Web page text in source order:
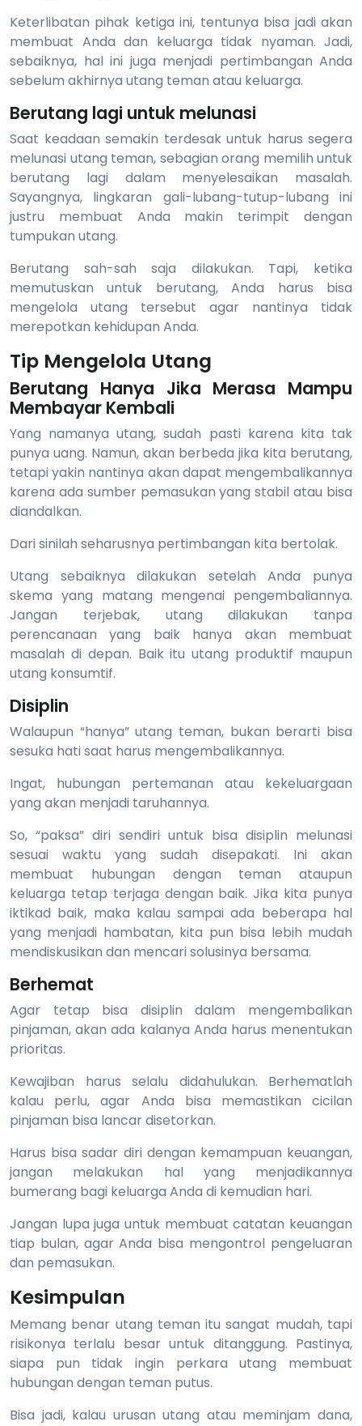
Keterlibatan pihak ketiga ini, tentunya bisa jadi akan
membuat Anda dan keluarga tidak nyaman. Jadi,
sebaiknya, hal ini juga menjadi pertimbangan Anda
sebelum akhirnya utang teman atau keluarga.
Berutang lagi untuk melunasi
Saat keadaan semakin terdesak untuk harus segera
melunasi utang teman, sebagian orang memilih untuk
berutang lagi dalam menyelesaikan masalah.
Sayangnya, lingkaran gali-lubang-tutup-lubang ini
justru membuat Anda makin terimpit dengan
tumpukan utang.
Berutang sah-sah saja dilakukan. Tapi, ketika
memutuskan untuk berutang, Anda harus bisa
mengelola utang tersebut agar nantinya tidak
merepotkan kehidupan Anda.
Tip Mengelola Utang
Berutang Hanya Jika Merasa Mampu
Membayar Kembali
Yang namanya utang, sudah pasti karena kita tak
punya uang. Namun, akan berbeda jika kita berutang,
tetapi yakin nantinya akan dapat mengembalikannya
karena ada sumber pemasukan yang stabil atau bisa
diandalkan.
Dari sinilah seharusnya pertimbangan kita bertolak.
Utang sebaiknya dilakukan setelah Anda punya
skema yang matang mengenai pengembaliannya.
Jangan terjebak, utang dilakukan tanpa
perencanaan yang baik hanya akan membuat
masalah di depan. Baik itu utang produktif maupun
utang konsumtif.
Disiplin
Walaupun “hanya” utang teman, bukan berarti bisa
sesuka hati saat harus mengembalikannya.
Ingat, hubungan pertemanan atau kekeluargaan
yang akan menjadi taruhannya.
So, “paksa” diri sendiri untuk bisa disiplin melunasi
sesuai waktu yang sudah disepakati. Ini akan
membuat hubungan dengan teman ataupun
keluarga tetap terjaga dengan baik. Jika kita punya
iktikad baik, maka kalau sampai ada beberapa hal
yang menjadi hambatan, kita pun bisa lebih mudah
mendiskusikan dan mencari solusinya bersama.
Berhemat
Agar tetap bisa disiplin dalam mengembalikan
pinjaman, akan ada kalanya Anda harus menentukan
prioritas.
Kewajiban harus selalu didahulukan. Berhematlah
kalau perlu, agar Anda bisa memastikan cicilan
pinjaman bisa lancar disetorkan.
Harus bisa sadar diri dengan kemampuan keuangan,
jangan melakukan hal yang menjadikannya
bumerang bagi keluarga Anda di kemudian hari.
Jangan lupa juga untuk membuat catatan keuangan
tiap bulan, agar Anda bisa mengontrol pengeluaran
dan pemasukan.
Kesimpulan
Memang benar utang teman itu sangat mudah, tapi
risikonya terlalu besar untuk ditanggung. Pastinya,
siapa pun tidak ingin perkara utang membuat
hubungan dengan teman putus.
Bisa jadi, kalau urusan utang atau meminjam dana,